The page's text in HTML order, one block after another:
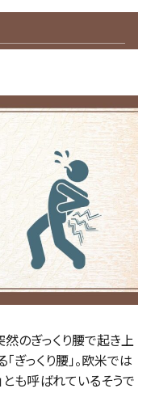
然のぎっくり腰で起き上
ぎっくり腰」。欧米では
も呼ばれているそうで